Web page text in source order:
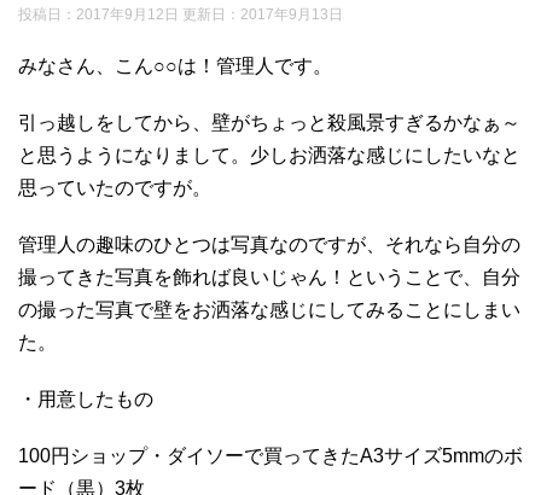
投稿日：2017年9月12日 更新日： 2017年9月13日
みなさん、こん○○は！管理人です。
引っ越しをしてから、壁がちょっと殺風景すぎるかなぁ～
と思うようになりまして。少しお洒落な感じにしたいなと
思っていたのですが。
管理人の趣味のひとつは写真なのですが、それなら自分の
撮ってきた写真を飾れば良いじゃん！ということで、自分
の撮った写真で壁をお洒落な感じにしてみることにしまい
た。
・用意したもの
100円ショップ・ダイソーで買ってきたA3サイズ5mmのボ
ード（黒）3枚